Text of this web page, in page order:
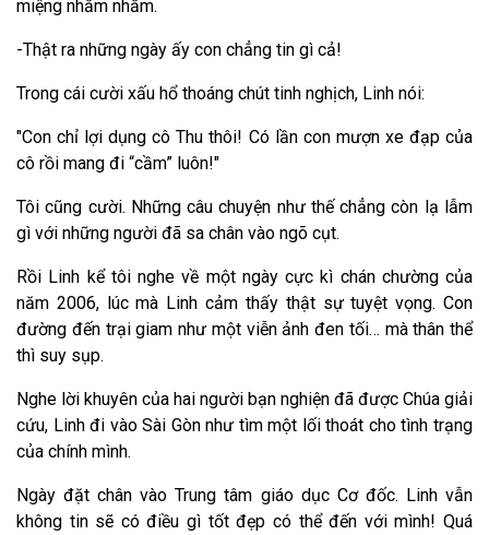
miệng nhắm nhắm.
-Thật ra những ngày ấy con chẳng tin gì cả!
Trong cái cười xấu hổ thoáng chút tinh nghịch, Linh nói:
"Con chỉ lợi dụng cô Thu thôi! Có lần con mượn xe đạp của
cô rồi mang đi “cầm” luôn!"
Tôi cũng cười. Những câu chuyện như thế chẳng còn lạ lẫm
gì với những người đã sa chân vào ngõ cụt.
Rồi Linh kể tôi nghe về một ngày cực kì chán chường của
năm 2006, lúc mà Linh cảm thấy thật sự tuyệt vọng. Con
đường đến trại giam như một viễn ảnh đen tối… mà thân thể
thì suy sụp.
Nghe lời khuyên của hai người bạn nghiện đã được Chúa giải
cứu, Linh đi vào Sài Gòn như tìm một lối thoát cho tình trạng
của chính mình.
Ngày đặt chân vào Trung tâm giáo dục Cơ đốc. Linh vẫn
không tin sẽ có điều gì tốt đẹp có thể đến với mình! Quá